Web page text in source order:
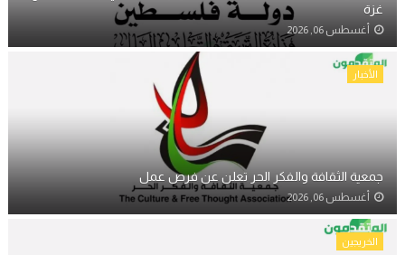
غزة
أغسطس 06, 2026
الأخبار
جمعية الثقافة والفكر الحر تعلن عن فرص عمل
أغسطس 06, 2026
الخريجين